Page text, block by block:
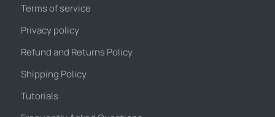
Terms of service
Privacy policy
Refund and Returns Policy
Shipping Policy
Tutorials